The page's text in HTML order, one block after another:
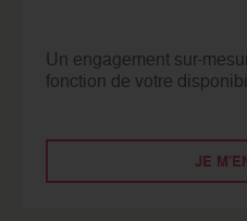
Un engagement sur-
fonction de votre
JE